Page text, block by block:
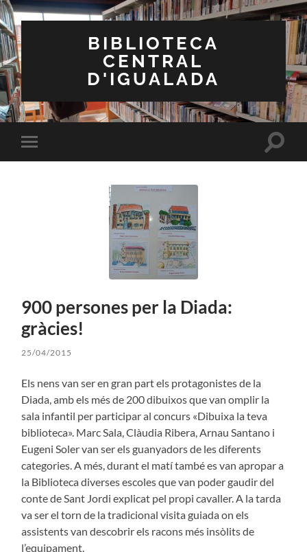
BIBLIOTECA
CENTRAL
D'IGUALADA
Toggle
mobile
Toggle
900 persones per la Diada:
gràcies!
25/04/2015
Els nens van ser en gran part els protagonistes de la
Diada, amb els més de 200 dibuixos que van omplir la
sala infantil per participar al concurs «Dibuixa la teva
biblioteca». Marc Sala, Clàudia Ribera, Arnau Santano i
Eugeni Soler van ser els guanyadors de les diferents
categories. A més, durant el matí també es van apropar a
la Biblioteca diverses escoles que van poder gaudir del
conte de Sant Jordi explicat pel propi cavaller. A la tarda
va ser el torn de la tradicional visita guiada on els
assistents van descobrir els racons més insòlits de
l’equipament.